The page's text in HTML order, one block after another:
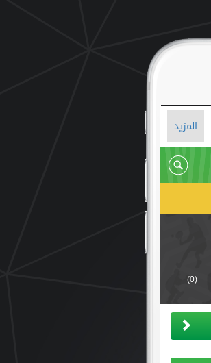
المزيد
(0)